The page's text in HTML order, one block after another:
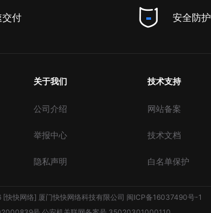
交付 安全防护
关于我们
公司介绍
举报中心
隐私声明
技术支持
网站备案
技术文档
白名单保护
快网络] 厦门快快网络科技有限公司 闽ICP备16037490号-1